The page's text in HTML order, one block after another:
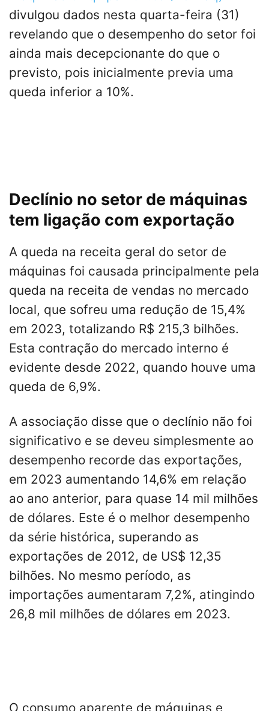
divulgou dados nesta quarta-feira (31)
revelando que o desempenho do setor foi
ainda mais decepcionante do que o
previsto, pois inicialmente previa uma
queda inferior a 10%.
Declínio no setor de máquinas
tem ligação com exportação
A queda na receita geral do setor de
máquinas foi causada principalmente pela
queda na receita de vendas no mercado
local, que sofreu uma redução de 15,4%
em 2023, totalizando R$ 215,3 bilhões.
Esta contração do mercado interno é
evidente desde 2022, quando houve uma
queda de 6,9%.
A associação disse que o declínio não foi
significativo e se deveu simplesmente ao
desempenho recorde das exportações,
em 2023 aumentando 14,6% em relação
ao ano anterior, para quase 14 mil milhões
de dólares. Este é o melhor desempenho
da série histórica, superando as
exportações de 2012, de US$ 12,35
bilhões. No mesmo período, as
importações aumentaram 7,2%, atingindo
26,8 mil milhões de dólares em 2023.
O consumo aparente de máquinas e